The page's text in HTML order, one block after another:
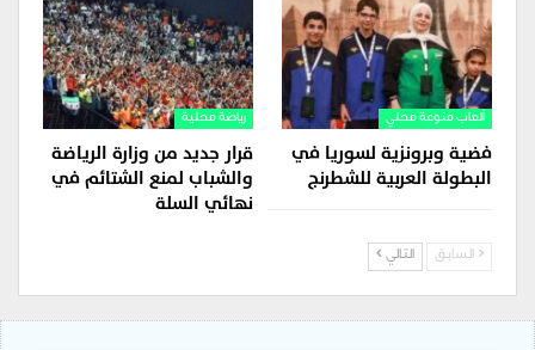
ألعاب منوعة محلي
فضية وبرونزية لسوريا في
البطولة العربية للشطرنج
رياضة محلية
قرار جديد من وزارة الرياضة
والشباب لمنع الشتائم في
نهائي السلة
السابق التالي